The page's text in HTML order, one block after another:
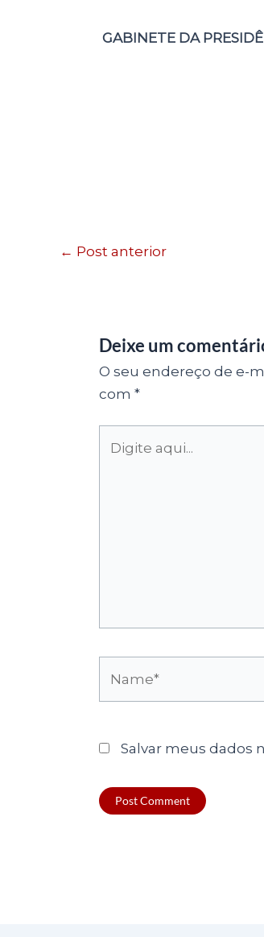
GABINETE DA
← Post anterior
Deixe um
O seu endereço de e-
com *
aqui...
Salvar meus dados